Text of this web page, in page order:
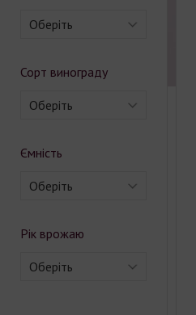
Оберіть
Сорт винограду
Оберіть
Ємність
Оберіть
Рік врожаю
Оберіть